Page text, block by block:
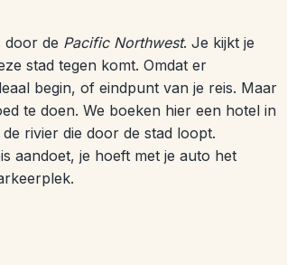
door de Pacific Northwest. Je kijkt je
stad tegen komt. Omdat er
begin, of eindpunt van je reis. Maar
te doen. We boeken hier een hotel in
rivier die door de stad loopt.
aandoet, je hoeft met je auto het